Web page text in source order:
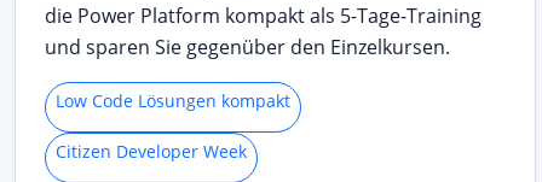
die Power Platform kompakt als 5-Tage-Training
und sparen Sie gegenüber den Einzelkursen.
Low Code Lösungen kompakt
Citizen Developer Week